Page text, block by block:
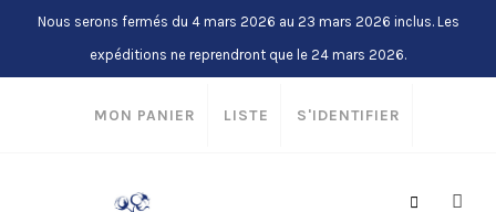
Nous serons fermés du 4 mars 2026 au 23 mars 2026 inclus. Les
expéditions ne reprendront que le 24 mars 2026.
MON PANIER LISTE S'IDENTIFIER